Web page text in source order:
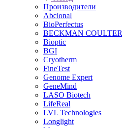
Производители
Abclonal
BioPerfectus
BECKMAN COULTER
Bioptic
BGI
Cryotherm
FineTest
Genome Expert
GeneMind
LASO Biotech
LifeReal
LVL Technologies
Longlight